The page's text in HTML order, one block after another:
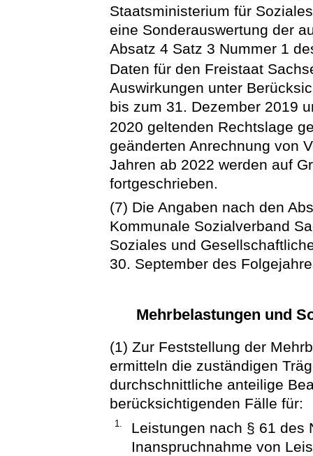
Staatsministerium für
eine Sonderauswertung der
Absatz 4 Satz 3 Nummer 1
Daten für den Freistaat
Auswirkungen unter
bis zum 31. Dezember 2019
2020 geltenden Rechtslage
geänderten Anrechnung von
Jahren ab 2022 werden auf
fortgeschrieben.
(7) Die Angaben nach den
Kommunale Sozialverband
Soziales und
30. September des
Mehrbelastungen und
(1) Zur Feststellung der
ermitteln die zuständigen
durchschnittliche anteilige
berücksichtigenden Fälle für:
1.
Leistungen nach § 61 des
Inanspruchnahme von